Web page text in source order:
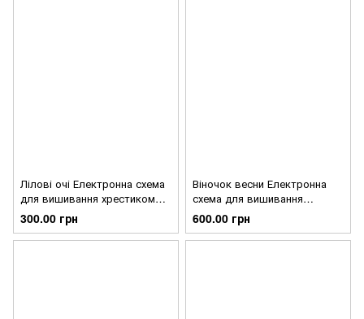
Лілові очі Електронна схема
для вишивання хрестиком
Ірина Бєлова СХ-321
300.00 грн
Віночок весни Електронна
схема для вишивання
хрестиком Ірина Бєлова
СХ-320
600.00 грн